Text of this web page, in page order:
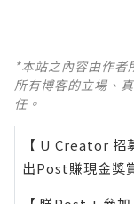
*本站之內容由作者
所有博客的立場、
任。
【 U Creator 招
出Post賺現金獎